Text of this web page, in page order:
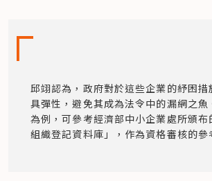
邱翊認為，政府對於這些企業的紓困措
具彈性，避免其成為法令中的漏網之魚
為例，可參考經濟部中小企業處所頒布
組織登記資料庫」，作為資格審核的參